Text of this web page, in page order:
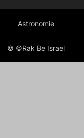
Astronomie
© ©Rak Be Israel